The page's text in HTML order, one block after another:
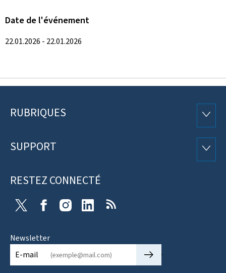
Date de l'événement
22.01.2026 - 22.01.2026
Pied
page
RUBRIQUES
SUPPORT
RESTEZ CONNECTÉ
FacebookInstagramLinkedin
Newsletter
E-mail
🡒